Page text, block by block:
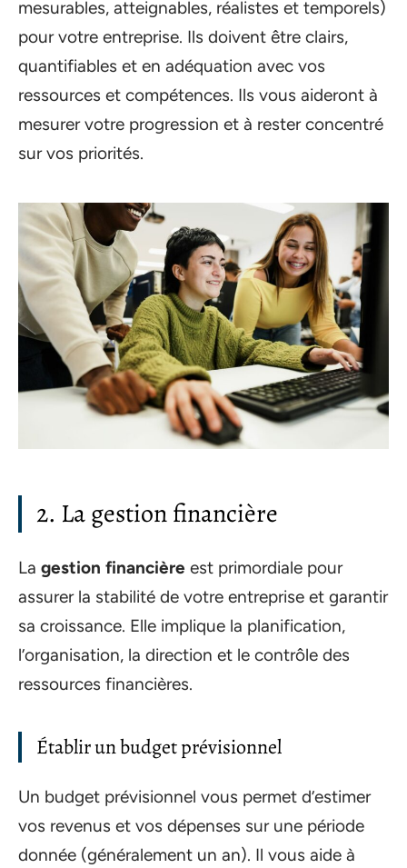
mesurables, atteignables, réalistes et temporels)
pour votre entreprise. Ils doivent être clairs,
quantifiables et en adéquation avec vos
ressources et compétences. Ils vous aideront à
mesurer votre progression et à rester concentré
sur vos priorités.
2. La gestion financière
La gestion financière est primordiale pour
assurer la stabilité de votre entreprise et garantir
sa croissance. Elle implique la planification,
l’organisation, la direction et le contrôle des
ressources financières.
Établir un budget prévisionnel
Un budget prévisionnel vous permet d’estimer
vos revenus et vos dépenses sur une période
donnée (généralement un an). Il vous aide à